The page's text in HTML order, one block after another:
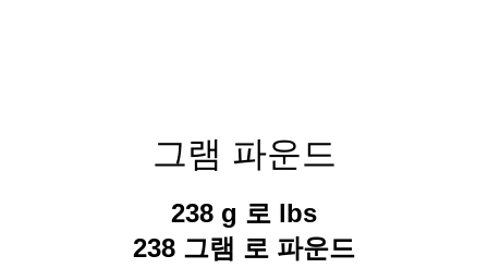
그램 파운드
238 g 로 lbs
238 그램 로 파운드